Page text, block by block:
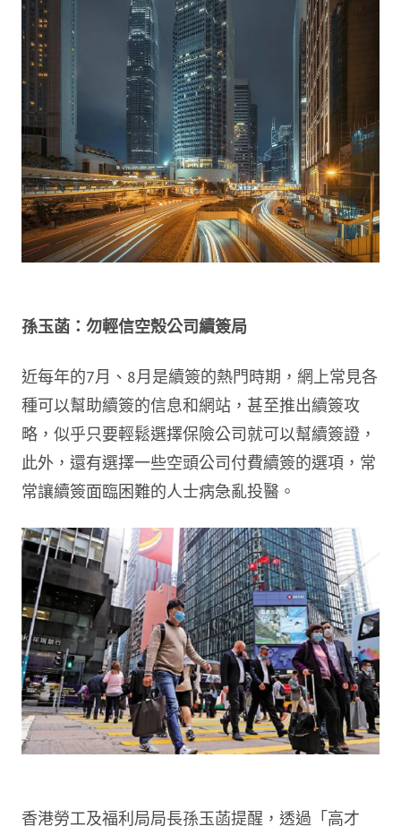
孫玉菡：勿輕信空殼公司續簽局
近每年的7月、8月是續簽的熱門時期，網上常見各
種可以幫助續簽的信息和網站，甚至推出續簽攻
略，似乎只要輕鬆選擇保險公司就可以幫續簽證，
此外，還有選擇一些空頭公司付費續簽的選項，常
常讓續簽面臨困難的人士病急亂投醫。
香港勞工及福利局局長孫玉菡提醒，透過「高才